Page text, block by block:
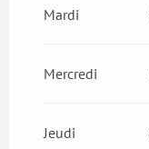
Mardi
Mercredi
Jeudi